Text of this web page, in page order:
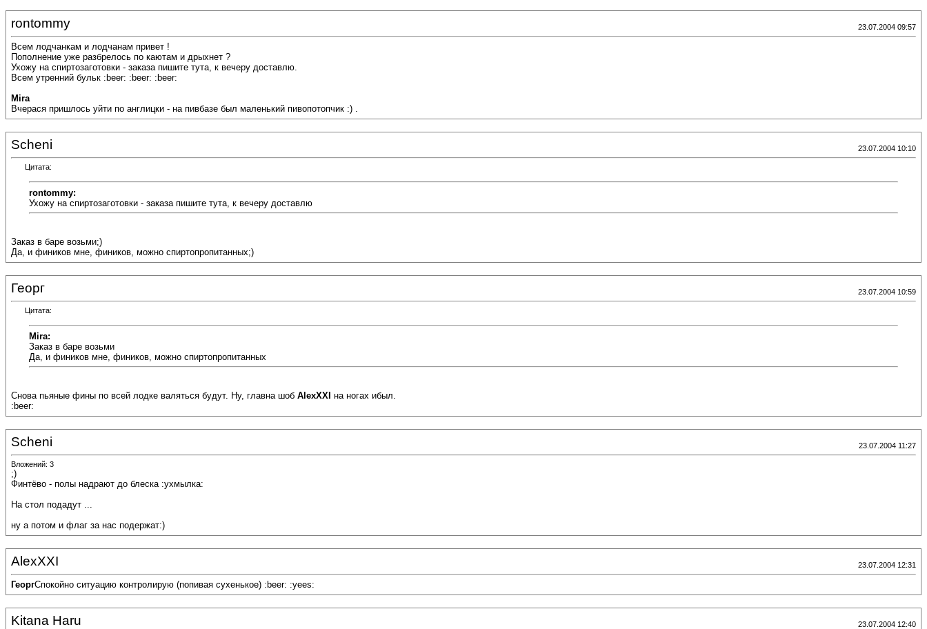
rontommy 23.07.2004 09:57
Всем лодчанкам и лодчанам привет !
Пополнение уже разбрелось по каютам и дрыхнет ?
Ухожу на спиртозаготовки - заказа пишите тута, к вечеру доставлю.
Всем утренний бульк :beer: :beer: :beer:
Mira
Вчерася пришлось уйти по англицки - на пивбазе был маленький пивопотопчик :) .
Scheni 23.07.2004 10:10
Цитата:
rontommy:
Ухожу на спиртозаготовки - заказа пишите тута, к вечеру доставлю
Заказ в баре возьми;)
Да, и фиников мне, фиников, можно спиртопропитанных;)
Георг 23.07.2004 10:59
Цитата:
Mira:
Заказ в баре возьми
Да, и фиников мне, фиников, можно спиртопропитанных
Снова пьяные фины по всей лодке валяться будут. Ну, главна шоб AlexXXI на ногах ибыл.
:beer:
Scheni 23.07.2004 11:27
Вложений: 3
;)
Финтёво - полы надрают до блеска :ухмылка:
На стол подадут ...
ну а потом и флаг за нас подержат:)
AlexXXI 23.07.2004 12:31
ГеоргСпокойно ситуацию контролирую (попивая сухенькое) :beer: :yees:
Kitana Haru 23.07.2004 12:40